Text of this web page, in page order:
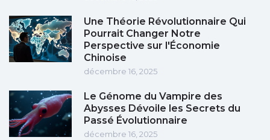
Une Théorie Révolutionnaire Qui
Pourrait Changer Notre
Perspective sur l'Économie
Chinoise
décembre 16, 2025
Le Génome du Vampire des
Abysses Dévoile les Secrets du
Passé Évolutionnaire
décembre 16, 2025